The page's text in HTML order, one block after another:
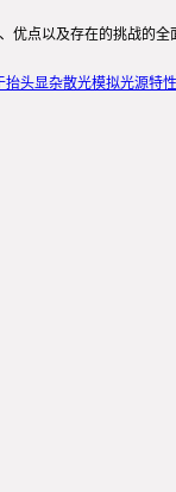
点以及存在的挑战的
抬头显杂散光模拟光源特